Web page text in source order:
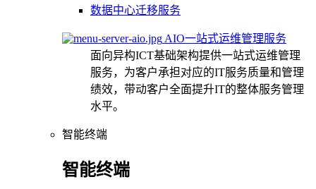
数据中心迁移服务
AIO一站式运维管理服务
面向异构ICT基础架构提供一站式运维管理
服务，为客户承担对应的IT服务质量和管理
绩效，带动客户全面提升IT的整体服务管理
水平。
智能终端
智能终端